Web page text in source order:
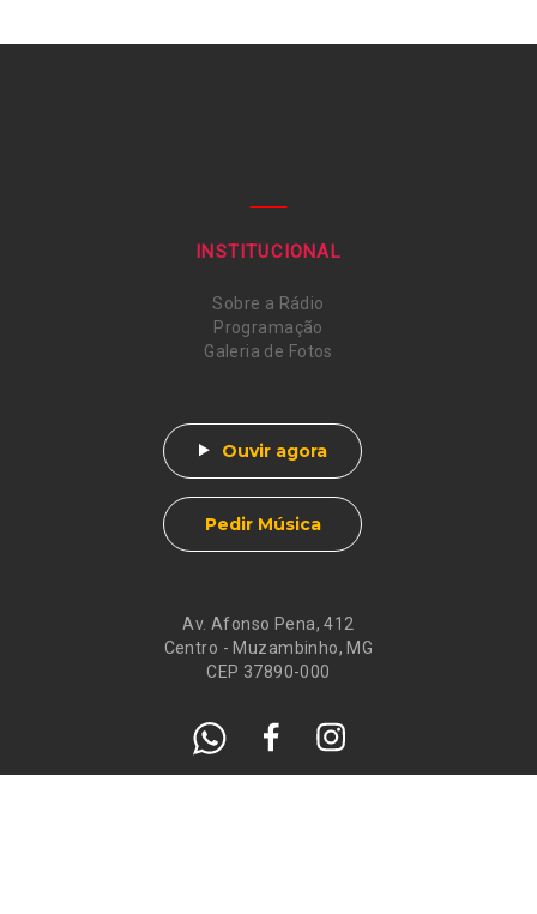
Av. Afonso Pena, 412
Centro - Muzambinho, MG
CEP 37890-000
INSTITUCIONAL
Sobre a Rádio
Programação
Galeria de Fotos
Ouvir agora
Pedir Música